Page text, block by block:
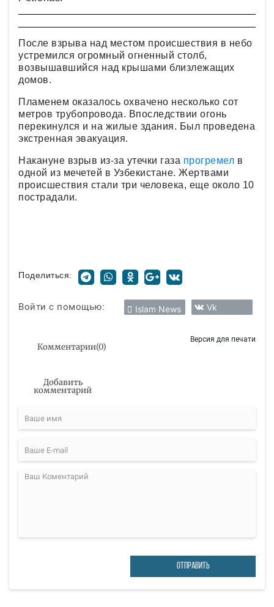
После взрыва над местом происшествия в небо
устремился огромный огненный столб,
возвышавшийся над крышами близлежащих
домов.
Пламенем оказалось охвачено несколько сот
метров трубопровода. Впоследствии огонь
перекинулся и на жилые здания. Был проведена
экстренная эвакуация.
Накануне взрыв из-за утечки газа прогремел в
одной из мечетей в Узбекистане. Жертвами
происшествия стали три человека, еще около 10
пострадали.
Поделиться:
Войти с помощью: Islam News Vk
Комментарии(0)
Версия для печати
Добавить
комментарий
ОТПРАВИТЬ